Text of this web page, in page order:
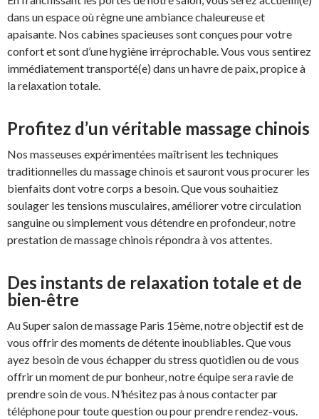
dans un espace où règne une ambiance chaleureuse et
apaisante. Nos cabines spacieuses sont conçues pour votre
confort et sont d’une hygiène irréprochable. Vous vous sentirez
immédiatement transporté(e) dans un havre de paix, propice à
la relaxation totale.
Profitez d’un véritable massage chinois
Nos masseuses expérimentées maîtrisent les techniques
traditionnelles du massage chinois et sauront vous procurer les
bienfaits dont votre corps a besoin. Que vous souhaitiez
soulager les tensions musculaires, améliorer votre circulation
sanguine ou simplement vous détendre en profondeur, notre
prestation de massage chinois répondra à vos attentes.
Des instants de relaxation totale et de
bien-être
Au Super salon de massage Paris 15ème, notre objectif est de
vous offrir des moments de détente inoubliables. Que vous
ayez besoin de vous échapper du stress quotidien ou de vous
offrir un moment de pur bonheur, notre équipe sera ravie de
prendre soin de vous. N’hésitez pas à nous contacter par
téléphone pour toute question ou pour prendre rendez-vous.